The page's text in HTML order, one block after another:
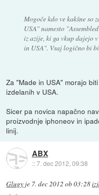
Mogoče kdo ve kakšne so
USA" namesto
iz azije, ki ga vkup dajejo
in USA". Vsaj logično bi
Za "Made in USA" morajo
izdelanih v USA.
Sicer pa novica napačno
proizvodnje iphoneov in
linij.
ABX
::7. dec 2012, 09:38
Glugy je 7. dec 2012 ob 03:28